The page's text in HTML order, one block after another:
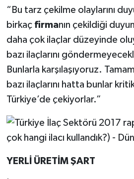
“Bu tarz çekilme olaylarını
birkaç firmanın çekildiği
daha çok ilaçlar düzeyinde
bazı ilaçlarını
Bunlarla karşılaşıyoruz.
bazı ilaçlarını hatta bunlar
Türkiye’de çekiyorlar.”
YERLİ ÜRETİM ŞART